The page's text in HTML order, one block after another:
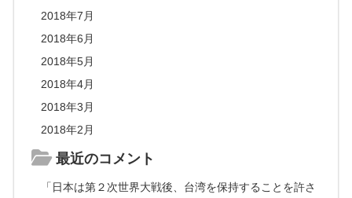
2018年7月
2018年6月
2018年5月
2018年4月
2018年3月
2018年2月
最近のコメント
「日本は第２次世界大戦後、台湾を保持することを許さ